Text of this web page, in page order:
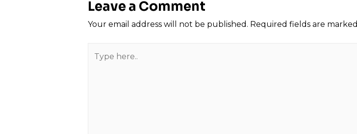
Leave a Comment
Your email address will not be published. Required fields are marked
here..